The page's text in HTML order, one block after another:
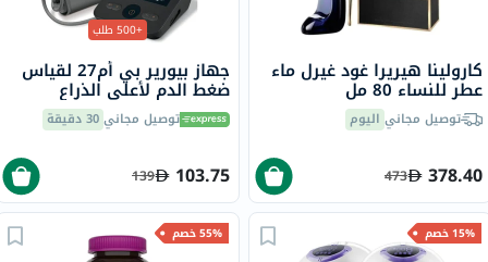
كارولينا هيريرا غود غيرل ماء
عطر للنساء 80 مل
توصيل مجاني اليوم
378.40
473
+500 طلب
جهاز بيورير بي أم27 لقياس
ضغط الدم لأعلى الذراع
توصيل مجاني30 دقيقة
103.75
139
15% خصم 55% خصم